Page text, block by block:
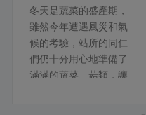
一道？
冬天是蔬菜的盛產期，
雖然今年遭遇風災和氣
候的考驗，站所的同仁
們仍十分用心地準備了
滿滿的蔬菜、菇類，讓
嘆著合作社當季好食材